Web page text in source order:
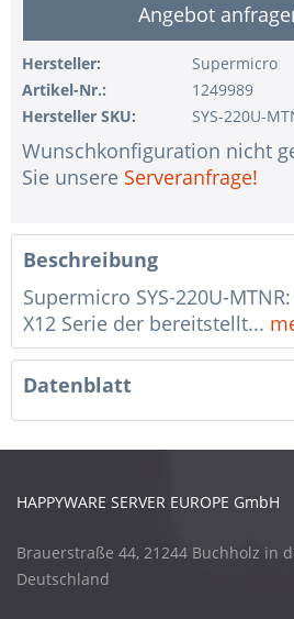
Angebot
Hersteller:
Supermicro
Artikel-Nr.:
1249989
Hersteller SKU:
SYS-220U-
Wunschkonfiguration nicht
Sie unsere Serveranfrage!
Beschreibung
Supermicro SYS-220U-
X12 Serie der bereitstellt...
Datenblatt
HAPPYWARE SERVER EUROPE GmbH
Brauerstraße 44, 21244 Buchholz in
Deutschland